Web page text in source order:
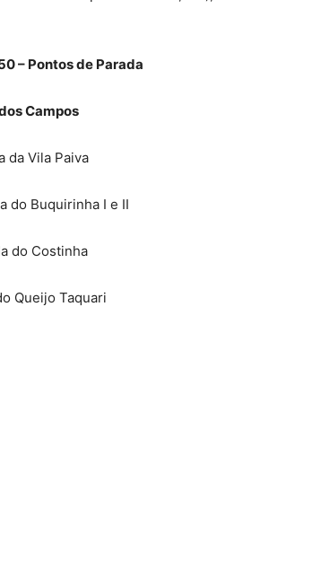
– Pontos de Parada
Campos
da Vila Paiva
do Buquirinha I e II
do Costinha
Queijo Taquari